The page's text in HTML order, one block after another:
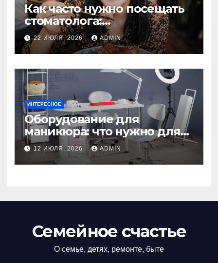
Как часто нужно посещать
стоматолога:
рекомендации для
здоровья зубов
22 ИЮЛЯ, 2026 ADMIN
ИНТЕРЕСНОЕ
Оборудование для
маникюра: что нужно для
идеального маникюра
12 ИЮЛЯ, 2026 ADMIN
Семейное счастье
О семье, детях, ремонте, быте